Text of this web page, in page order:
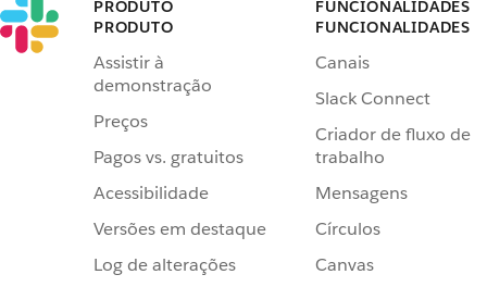
PRODUTO
PRODUTO
Assistir à
demonstração
Preços
Pagos vs. gratuitos
Acessibilidade
Versões em destaque
Log de alterações
FUNCIONALIDADES
FUNCIONALIDADES
Canais
Slack Connect
Criador de fluxo de
trabalho
Mensagens
Círculos
Canvas